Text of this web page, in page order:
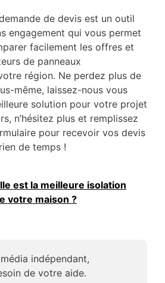
de devis est un outil
engagement qui vous permet
facilement les offres et
de panneaux
région. Ne perdez plus de
même, laissez-nous vous
solution pour votre projet
n’hésitez plus et remplissez
pour recevoir vos devis
de temps !
est la meilleure isolation
votre maison ?
indépendant,
de votre aide.